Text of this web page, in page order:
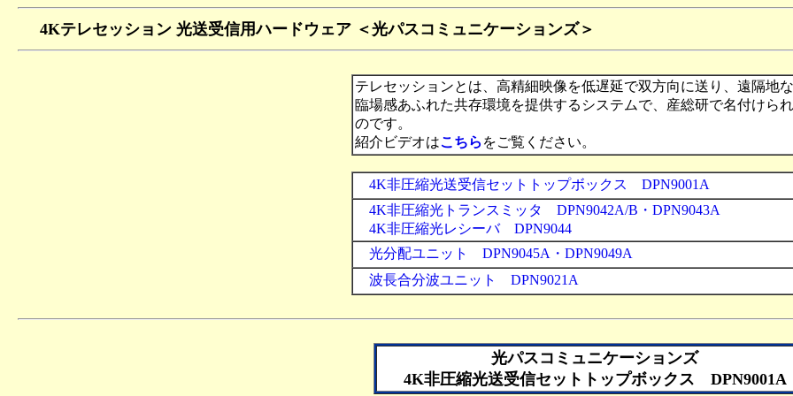
4Kテレセッション 光送受信用ハードウェア ＜光パスコミュニケーションズ＞
テレセッションとは、高精細映像を低遅延で双方向に送り、遠隔地
臨場感あふれた共存環境を提供するシステムで、産総研で名付けら
のです。
紹介ビデオはこちら をご覧ください。
4K非圧縮光送受信セットトップボックス DPN9001A
4K非圧縮光トランスミッタ DPN9042A/B・DPN9043A
4K非圧縮光レシーバ DPN9044
光分配ユニット DPN9045A・DPN9049A
波長合分波ユニット DPN9021A
光パスコミュニケーションズ
4K非圧縮光送受信セットトップボックス DPN9001A